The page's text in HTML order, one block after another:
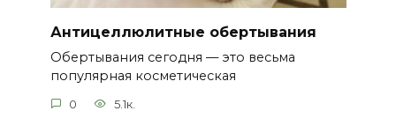
Антицеллюлитные обертывания
Обертывания сегодня — это весьма
популярная косметическая
0 5.1к.